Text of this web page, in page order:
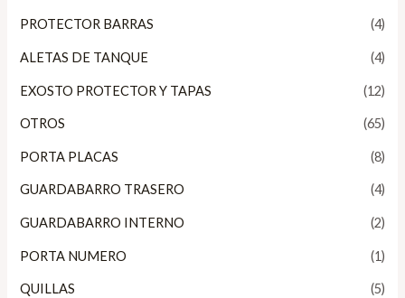
PROTECTOR BARRAS (4)
ALETAS DE TANQUE (4)
EXOSTO PROTECTOR Y TAPAS (12)
OTROS (65)
PORTA PLACAS (8)
GUARDABARRO TRASERO (4)
GUARDABARRO INTERNO (2)
PORTA NUMERO (1)
QUILLAS (5)